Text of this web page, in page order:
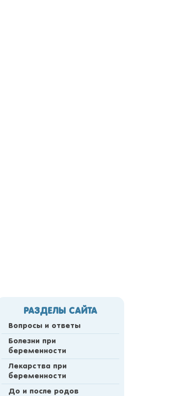
РАЗДЕЛЫ САЙТА
Вопросы и ответы
Болезни при
беременности
Лекарства при
беременности
До и после родов